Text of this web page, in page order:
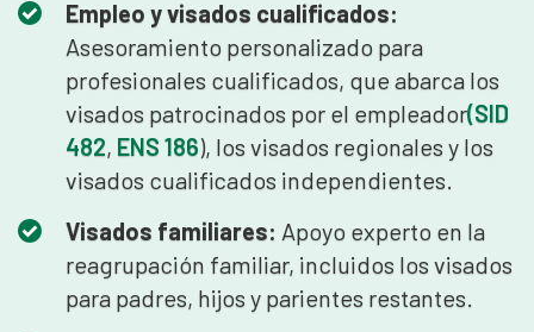
Empleo y visados cualificados:
Asesoramiento personalizado para
profesionales cualificados, que abarca los
visados patrocinados por el empleador(SID
482, ENS 186), los visados regionales y los
visados cualificados independientes.
Visados familiares: Apoyo experto en la
reagrupación familiar, incluidos los visados
para padres, hijos y parientes restantes.